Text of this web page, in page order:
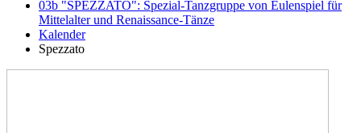
03b "SPEZZATO": Spezial-Tanzgruppe von Eulenspiel für
Mittelalter und Renaissance-Tänze
Kalender
Spezzato